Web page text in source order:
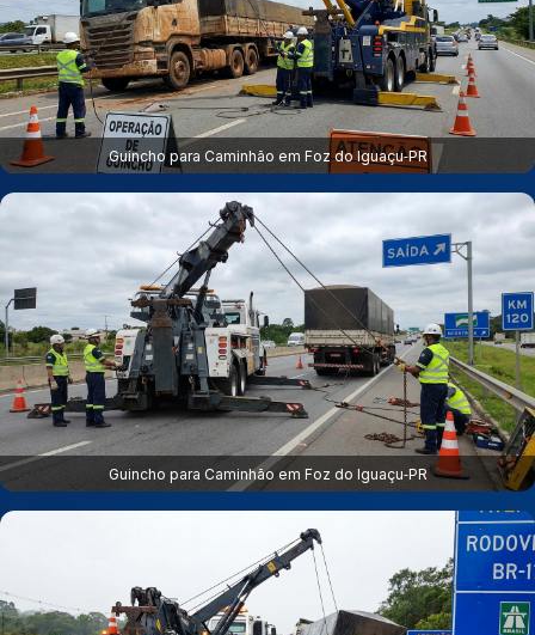
Guincho para Caminhão em Foz do Iguaçu‑PR
Guincho para Caminhão em Foz do Iguaçu‑PR